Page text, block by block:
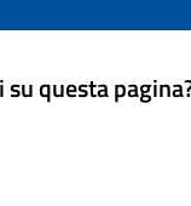
questa